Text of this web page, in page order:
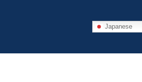
Japanese